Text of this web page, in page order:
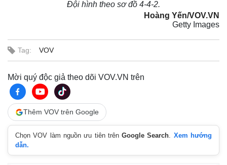
Đội hình theo sơ đồ 4-4-2.
Hoàng Yến/VOV.VN
Getty Images
Tag: VOV
Mời quý độc giả theo dõi VOV.VN trên
Thêm VOV trên Google
Chọn VOV làm nguồn ưu tiên trênGoogle Search. Xem hướng
dẫn.